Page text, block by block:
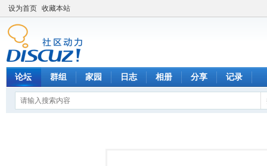
设为首页 收藏本站
论坛 群组 家园 日志 相册 分享 记录